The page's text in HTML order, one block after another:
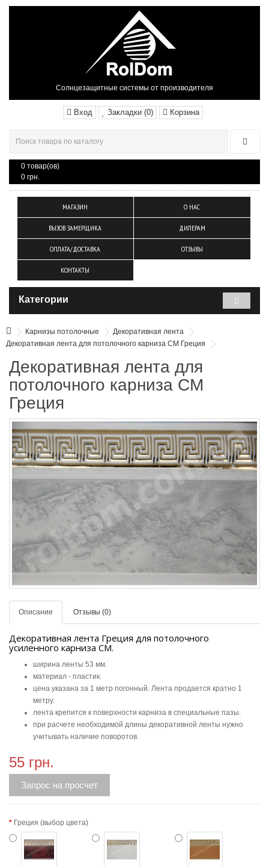
Солнцезащитные системы от производителя
Вход Закладки (0) Корзина
0 товар(ов)
0 грн.
МАГАЗИН О НАС
ВЫЗОВ ЗАМЕРЩИКА ДИЛЕРАМ
ОПЛАТА/ДОСТАВКА ОТЗЫВЫ
КОНТАКТЫ
Категории
Карнизы потолочные
Декоративная лента
Декоративная лента для потолочного карниза СМ Греция
Декоративная лента для
потолочного карниза СМ
Греция
Описание Отзывы (0)
Декоративная лента Греция для потолочного
усиленного карниза СМ.
ширина ленты 53 мм.
материал - пластик.
цена указана за 1 метр погонный. Лента продается кратно 1
метру.
лента крепится к поверхности карниза в специальные пазы.
при расчете необходимой длины декоративной ленты нужно
учитывать наличие поворотов.
55 грн.
Запрос на просчет
Греция (выбор цвета)